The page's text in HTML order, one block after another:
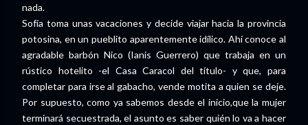
nada.
Sofía toma unas vacaciones y decide viajar hacia la provincia
potosina, en un pueblito aparentemente idílico. Ahí conoce al
agradable barbón Nico (Ianis Guerrero) que trabaja en un
rústico hotelito -el Casa Caracol del título- y que, para
completar para irse al gabacho, vende motita a quien se deje.
Por supuesto, como ya sabemos desde el inicio,que la mujer
terminará secuestrada, el asunto es saber quién lo va a hacer